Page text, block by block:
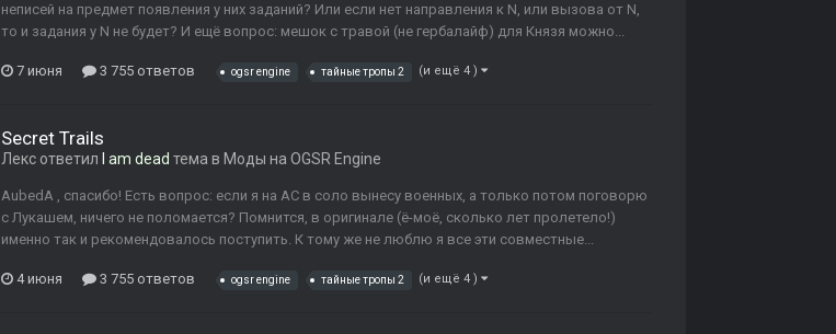
неписей на предмет появления у них заданий? Или если нет направления к N, или вызова от N,
то и задания у N не будет? И ещё вопрос: мешок с травой (не гербалайф) для Князя можно...
7 июня 3 755 ответов ogsr engine тайные тропы 2 (и ещё 4 )
Secret Trails
Лекс ответил I am dead тема в Моды на OGSR Engine
AubedA , спасибо! Есть вопрос: если я на АС в соло вынесу военных, а только потом поговорю
с Лукашем, ничего не поломается? Помнится, в оригинале (ё-моё, сколько лет пролетело!)
именно так и рекомендовалось поступить. К тому же не люблю я все эти совместные...
4 июня 3 755 ответов ogsr engine тайные тропы 2 (и ещё 4 )